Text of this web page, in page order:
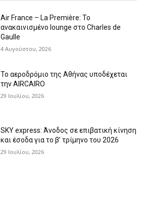
Air France – La Première: Το
ανακαινισμένο lounge στο Charles de
Gaulle
4 Αυγούστου, 2026
Το αεροδρόμιο της Αθήνας υποδέχεται
την AIRCAIRO
29 Ιουλίου, 2026
SKY express: Άνοδος σε επιβατική κίνηση
και έσοδα για το β’ τρίμηνο του 2026
29 Ιουλίου, 2026